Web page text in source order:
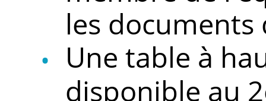
les documents
Une table à
disponible au